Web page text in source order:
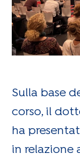
Sulla base
corso, il
ha
in relazione